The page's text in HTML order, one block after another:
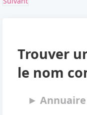
Trouver
le nom
►